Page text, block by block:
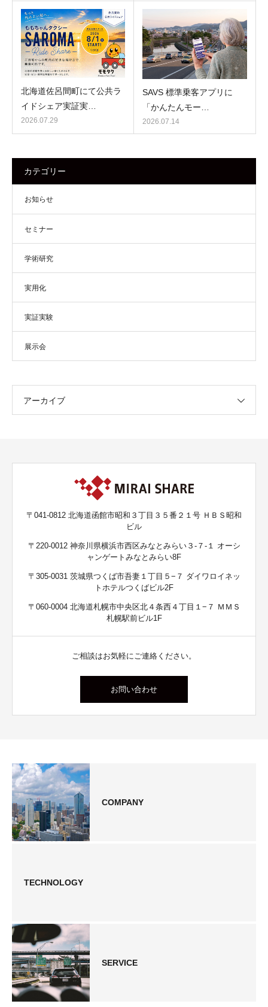
北海道佐呂間町にて公共ラ
イドシェア実証実…
2026.07.29
SAVS 標準乗客アプリに
「かんたんモー…
2026.07.14
カテゴリー
お知らせ
セミナー
学術研究
実用化
実証実験
展示会
アーカイブ
〒041-0812 北海道函館市昭和３丁目３５番２１号 ＨＢＳ昭和
ビル
〒220-0012 神奈川県横浜市西区みなとみらい３-７-１ オーシ
ャンゲートみなとみらい8F
〒305-0031 茨城県つくば市吾妻１丁目５−７ ダイワロイネッ
トホテルつくばビル2F
〒060-0004 北海道札幌市中央区北４条西４丁目１−７ ＭＭＳ
札幌駅前ビル1F
ご相談はお気軽にご連絡ください。
お問い合わせ
COMPANY
TECHNOLOGY
SERVICE